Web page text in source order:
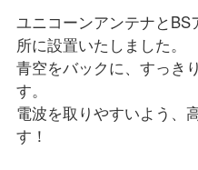
ユニコーンアンテナと
所に設置いたしました。
青空をバックに、すっき
す。
電波を取りやすいよう、
す！